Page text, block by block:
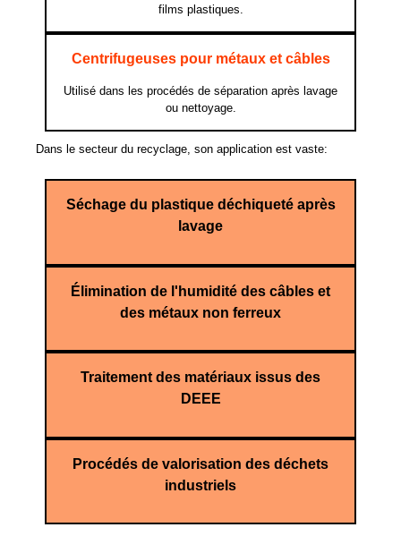
films plastiques.
Centrifugeuses pour métaux et câbles
Utilisé dans les procédés de séparation après lavage
ou nettoyage.
Dans le secteur du recyclage, son application est vaste:
Séchage du plastique déchiqueté après
lavage
Élimination de l'humidité des câbles et
des métaux non ferreux
Traitement des matériaux issus des
DEEE
Procédés de valorisation des déchets
industriels